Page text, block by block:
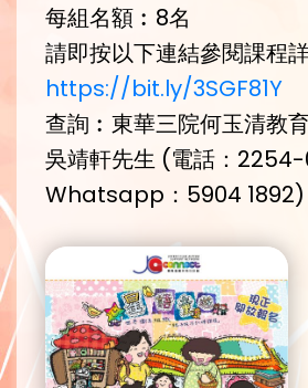
每組名額︰8名
請即按以下連結參閱課程
https://bit.ly/3SGF81Y
查詢︰東華三院何玉清教
吳靖軒先生 (電話：
Whatsapp：5904 1892)